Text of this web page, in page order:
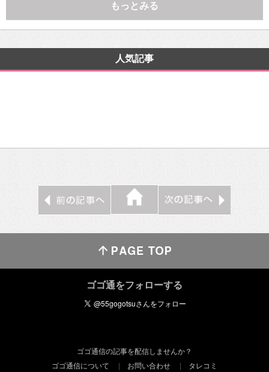
もっとみる
人気記事
ゴゴ通をフォローする
ゴゴ通信の記事を配信しませんか？
ゴゴ通信について
お問い合わせ タレコミ